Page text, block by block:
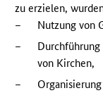
zu erzielen,
–
Nutzung von
–
von Kirchen,
–